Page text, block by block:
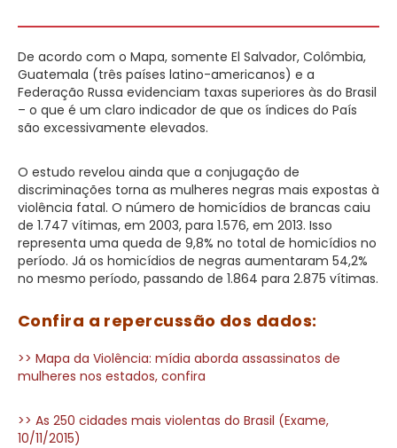
De acordo com o Mapa, somente El Salvador, Colômbia,
Guatemala (três países latino-americanos) e a
Federação Russa evidenciam taxas superiores às do Brasil
– o que é um claro indicador de que os índices do País
são excessivamente elevados.
O estudo revelou ainda que a conjugação de
discriminações torna as mulheres negras mais expostas à
violência fatal. O número de homicídios de brancas caiu
de 1.747 vítimas, em 2003, para 1.576, em 2013. Isso
representa uma queda de 9,8% no total de homicídios no
período. Já os homicídios de negras aumentaram 54,2%
no mesmo período, passando de 1.864 para 2.875 vítimas.
Confira a repercussão dos dados:
>> Mapa da Violência: mídia aborda assassinatos de
mulheres nos estados, confira
>> As 250 cidades mais violentas do Brasil (Exame,
10/11/2015)